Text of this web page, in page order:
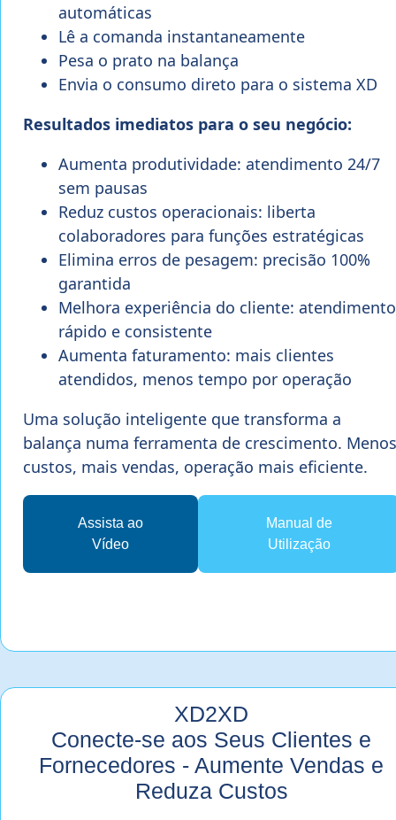
automáticas
Lê a comanda instantaneamente
Pesa o prato na balança
Envia o consumo direto para o sistema XD
Resultados imediatos para o seu negócio:
Aumenta produtividade: atendimento 24/7
sem pausas
Reduz custos operacionais: liberta
colaboradores para funções estratégicas
Elimina erros de pesagem: precisão 100%
garantida
Melhora experiência do cliente: atendimento
rápido e consistente
Aumenta faturamento: mais clientes
atendidos, menos tempo por operação
Uma solução inteligente que transforma a
balança numa ferramenta de crescimento. Menos
custos, mais vendas, operação mais eficiente.
Assista ao
Vídeo
Manual de
Utilização
XD2XD
Conecte-se aos Seus Clientes e
Fornecedores - Aumente Vendas e
Reduza Custos